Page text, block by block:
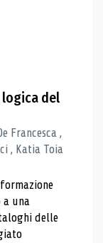
logica del
Francesca ,
, Katia Toia
una
delle